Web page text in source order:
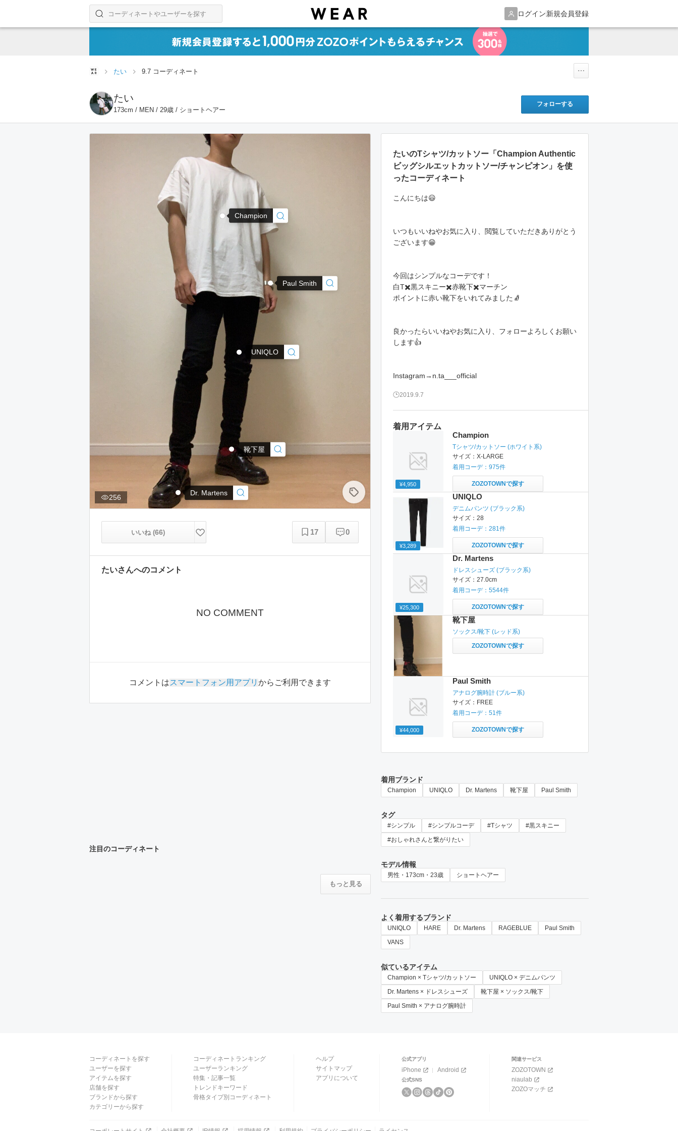
ログイン新規会員登録
コーディネートやユーザーを探す
検索する
たい 9.7 コーディネート
たい
173cm / MEN / 29歳 / ショートヘアー
フォローする
Champion
UNIQLO
Dr. Martens
靴下屋
Paul Smith
256
いいね (66) 17 0
たいさんへのコメント
NO COMMENT
コメントはスマートフォン用アプリ からご利用できます
着用アイテム
¥4,950
Champion
Tシャツ/カットソー (ホワイト系)
サイズ： X-LARGE
着用コーデ： 975件
ZOZOTOWNで探す
¥3,289
UNIQLO
デニムパンツ (ブラック系)
サイズ： 28
着用コーデ： 281件
ZOZOTOWNで探す
¥25,300
Dr. Martens
ドレスシューズ (ブラック系)
サイズ： 27.0cm
着用コーデ： 5544件
ZOZOTOWNで探す
靴下屋
ソックス/靴下 (レッド系)
ZOZOTOWNで探す
¥44,000
Paul Smith
アナログ腕時計 (ブルー系)
サイズ： FREE
着用コーデ： 51件
ZOZOTOWNで探す
たいのTシャツ/カットソー「Champion Authentic
ビッグシルエットカットソー/チャンピオン」を使
ったコーディネート
こんにちは😃
いつもいいねやお気に入り、閲覧していただきありがとう
ございます😁
今回はシンプルなコーデです！
白T✖️黒スキニー✖️赤靴下✖️マーチン
ポイントに赤い靴下をいれてみました🧦
良かったらいいねやお気に入り、フォローよろしくお願い
します👍
Instagram→n.ta___official
2019.9.7
着用ブランド
Champion UNIQLO Dr. Martens 靴下屋 Paul Smith
タグ
#シンプル #シンプルコーデ #Tシャツ
#黒スキニー
#おしゃれさんと繋がりたい
モデル情報
男性・173cm・23歳 ショートヘアー
よく着用するブランド
UNIQLO HARE Dr. Martens RAGEBLUE
Paul Smith
VANS
似ているアイテム
Champion × Tシャツ/カットソー
UNIQLO × デニムパンツ
Dr. Martens × ドレスシューズ
靴下屋 × ソックス/靴下
Paul Smith × アナログ腕時計
注目のコーディネート
もっと見る
コーディネートを探す
ユーザーを探す
アイテムを探す
店舗を探す
ブランドから探す
カテゴリーから探す
コーディネートランキング
ユーザーランキング
特集・記事一覧
トレンドキーワード
骨格タイプ別コーディネート
ヘルプ
サイトマップ
アプリについて
公式アプリ
iPhone Android
公式SNS
関連サービス
ZOZOTOWN
niaulab
ZOZOマッチ